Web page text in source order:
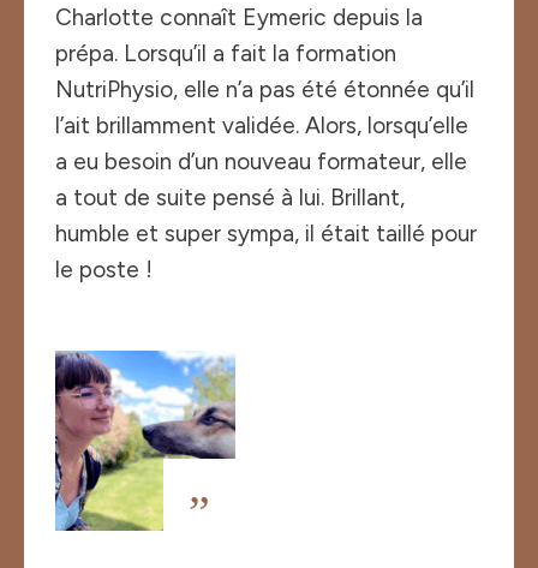
Charlotte connaît Eymeric depuis la
prépa. Lorsqu’il a fait la formation
NutriPhysio, elle n’a pas été étonnée qu’il
l’ait brillamment validée. Alors, lorsqu’elle
a eu besoin d’un nouveau formateur, elle
a tout de suite pensé à lui. Brillant,
humble et super sympa, il était taillé pour
le poste !
”